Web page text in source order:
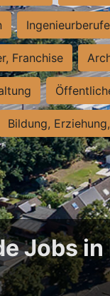
Franchise
Bildung,
Jobs